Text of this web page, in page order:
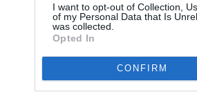
I want to opt-out of Collection,
of my Personal Data that Is
was collected.
Opted In
CONFIRM
å skjær bitene noenlunde like store.